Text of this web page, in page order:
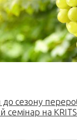
до сезону
семінар на